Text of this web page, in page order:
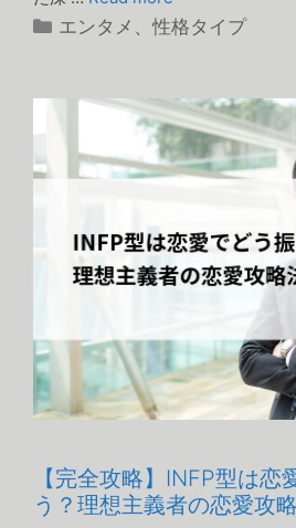
カ
エンタメ 、性格タイプ
【完全攻略】INFP型は恋
う？理想主義者の恋愛攻